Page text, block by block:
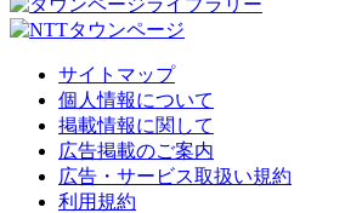
サイトマップ
個人情報について
掲載情報に関して
広告掲載のご案内
広告・サービス取扱い規約
利用規約